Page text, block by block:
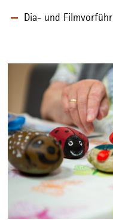
Dia- und